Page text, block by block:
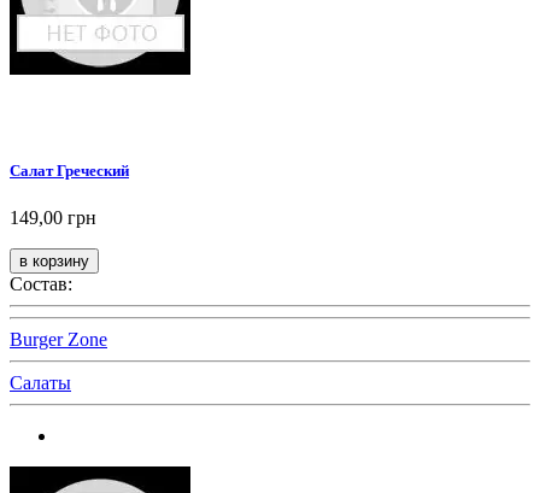
Салат Греческий
149,00 грн
Состав:
Burger Zone
Салаты